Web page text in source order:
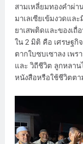
สามเหลี่ยมทองคำผ่
มาเลเซียเข้มงวดแล
ยาเสพติดและของเถื่
ใน 2 มิติ คือ เศรษฐกิ
ตากใบซบเซาลง เพ
และ วิถีชีวิต ลูกหลาน
หนังสือหรือใช้ชีวิตต